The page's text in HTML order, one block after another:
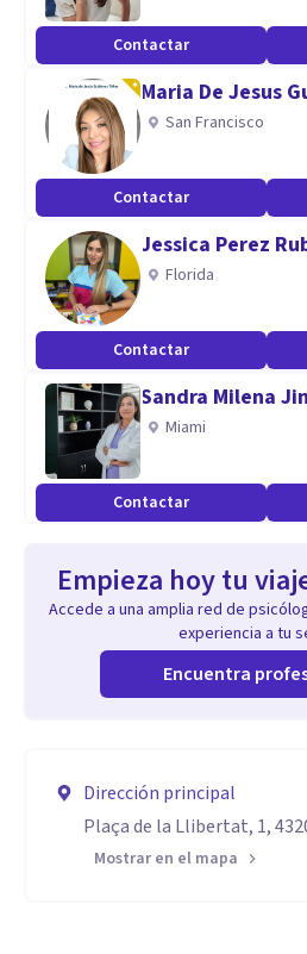
Contactar
Maria De Jesus
San Francisco
Contactar
Jessica Perez
Florida
Contactar
Sandra Milena
Miami
Contactar
Empieza hoy tu
Accede a una amplia red de
experiencia a tu
Encuentra
Dirección principal
Plaça de la Llibertat, 1,
Mostrar en el mapa